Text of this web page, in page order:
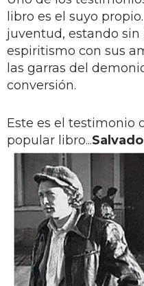
libro es el suyo
juventud, estando sin
espiritismo con sus
las garras del
conversión.
Este es el testimonio
popular libro...